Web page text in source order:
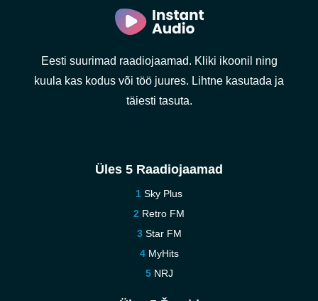
Eesti suurimad raadiojaamad. Kliki ikoonil ning
kuula kas kodus või töö juures. Lihtne kasutada ja
täiesti tasuta.
Üles 5 Raadiojaamad
Sky Plus
Retro FM
Star FM
MyHits
NRJ